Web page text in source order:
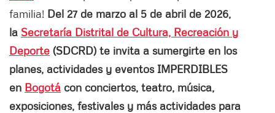
familia! Del 27 de marzo al 5 de abril de 2026,
la Secretaría Distrital de Cultura, Recreación y
Deporte (SDCRD) te invita a sumergirte en los
planes, actividades y eventos IMPERDIBLES
en Bogotá con conciertos, teatro, música,
exposiciones, festivales y más actividades para